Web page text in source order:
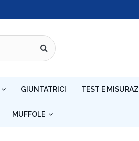
GIUNTATRICI TEST E
MUFFOLE